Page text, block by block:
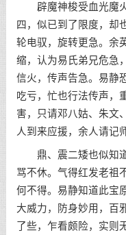
辟魔神梭受血光魔火
四，似已到了限度，却
轮电驭，旋转更急。余
缩，认为易氏弟兄危急
信火，传声告急。易静
吃亏，忙也行法传声，
害，只请邓八姑、朱文
人到来应援，余人请记
鼎、震二矮也似知道
骂不休。气得红发老祖
何不得。易静知道此宝
大威力，防身妙用，百
了些，乍看颇险，实则